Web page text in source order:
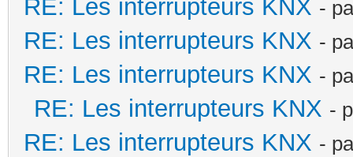
RE: Les interrupteurs KNX -
RE: Les interrupteurs KNX -
RE: Les interrupteurs KNX -
RE: Les interrupteurs KNX -
RE: Les interrupteurs KNX -